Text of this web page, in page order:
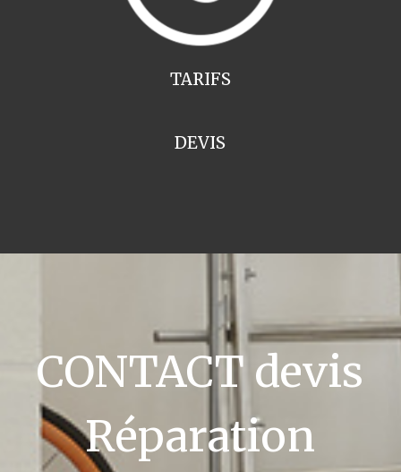
TARIFS
DEVIS
CONTACT devis
Réparation